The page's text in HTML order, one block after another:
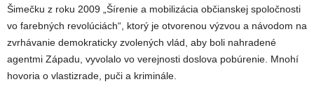
Šimečku z roku 2009 „Šírenie a mobilizácia občianskej spoločnosti
vo farebných revolúciách“, ktorý je otvorenou výzvou a návodom na
zvrhávanie demokraticky zvolených vlád, aby boli nahradené
agentmi Západu, vyvolalo vo verejnosti doslova pobúrenie. Mnohí
hovoria o vlastizrade, puči a kriminále.